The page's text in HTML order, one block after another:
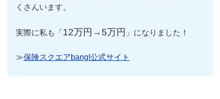
くさんいます。
実際に私も「 12万円→5万円 」になりました！
≫保険スクエアbang!公式サイト